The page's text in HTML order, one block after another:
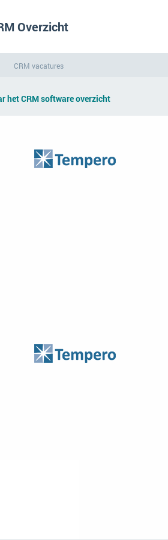
Overzicht
CRM vacatures
het CRM software overzicht